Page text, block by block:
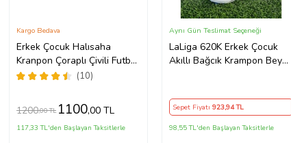
Erkek Çocuk Halısaha
Kranpon Çoraplı Çivili Futbol
Spor Ayakkabısı F35KR
(10)
Kargo Bedava
1200,00 TL 1100,00 TL
117,33 TL'den Başlayan Taksitlerle
LaLiga 620K Erkek Çocuk
Akıllı Bağcık Krampon Beyaz
Aynı Gün Teslimat Seçeneği
Sepet Fiyatı 923,94 TL
98,55 TL'den Başlayan Taksitlerle